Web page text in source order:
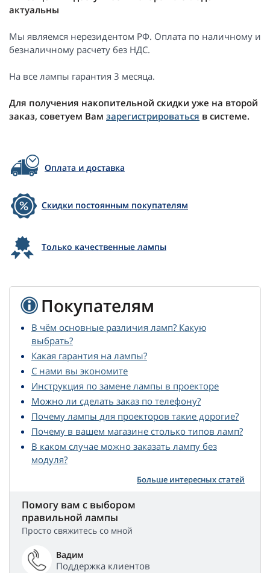
актуальны
Мы являемся нерезидентом РФ. Оплата по наличному и
безналичному расчету без НДС.
На все лампы гарантия 3 месяца.
Для получения накопительной скидки уже на второй
заказ, советуем Вам зарегистрироваться в системе.
Оплата и доставка
Скидки постоянным покупателям
Только качественные лампы
Покупателям
В чём основные различия ламп? Какую
выбрать?
Какая гарантия на лампы?
С нами вы экономите
Инструкция по замене лампы в проекторе
Можно ли сделать заказ по телефону?
Почему лампы для проекторов такие дорогие?
Почему в вашем магазине столько типов ламп?
В каком случае можно заказать лампу без
модуля?
Больше интересных статей
Помогу вам с выбором
правильной лампы
Просто свяжитесь со мной
Вадим
Поддержка клиентов